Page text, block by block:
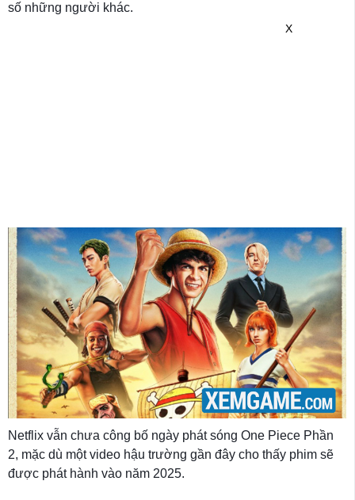
số những người khác.
X
Netflix vẫn chưa công bố ngày phát sóng One Piece Phần
2, mặc dù một video hậu trường gần đây cho thấy phim sẽ
được phát hành vào năm 2025.